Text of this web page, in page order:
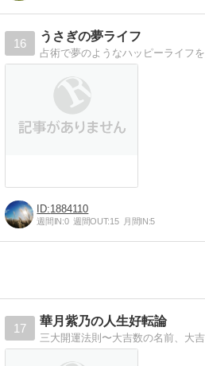
16
うさぎの夢ライフ
占術で夢のようなハッピーライフ
1884110
週間IN:0 週間OUT:15 月間IN:5
17
華月紫乃の人生好転論